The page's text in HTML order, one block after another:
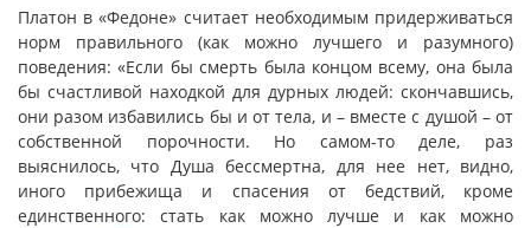
Платон в «Федоне» считает необходимым придерживаться
норм правильного (как можно лучшего и разумного)
поведения: «Если бы смерть была концом всему, она была
бы счастливой находкой для дурных людей: скончавшись,
они разом избавились бы и от тела, и – вместе с душой – от
собственной порочности. Но самом-то деле, раз
выяснилось, что Душа бессмертна, для нее нет, видно,
иного прибежища и спасения от бедствий, кроме
единственного: стать как можно лучше и как можно